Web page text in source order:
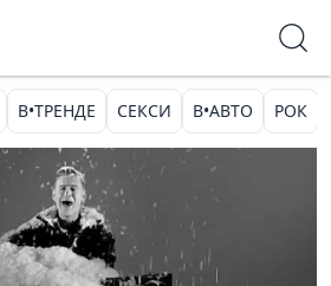
В•ТРЕНДЕ СЕКСИ В•АВТО РОК